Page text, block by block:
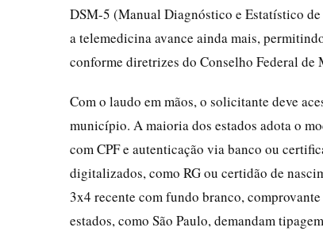
DSM-5 (Manual Diagnóstico e Estatístico
a telemedicina avance ainda mais,
conforme diretrizes do Conselho Federal de
Com o laudo em mãos, o solicitante deve
município. A maioria dos estados adota o
com CPF e autenticação via banco ou
digitalizados, como RG ou certidão de
3x4 recente com fundo branco,
estados, como São Paulo, demandam